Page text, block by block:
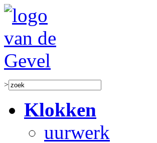
>
Klokken
uurwerk